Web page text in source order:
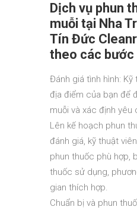
Dịch vụ phun
muỗi tại Nha
Tín Đức
theo các bước
Đánh giá tình hình: Kỹ
địa điểm của bạn để
muỗi và xác định yêu
Lên kế hoạch phun
đánh giá, kỹ thuật
phun thuốc phù hợp,
thuốc sử dụng,
gian thích hợp.
Chuẩn bị và phun